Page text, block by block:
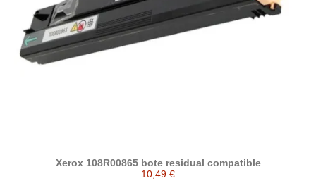
Xerox 108R00865 bote residual compatible
10,49 €